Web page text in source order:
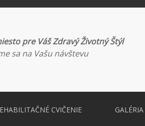
pre Váš Zdravý Životný Štýl
sa na Vašu návštevu
CVIČENIE GALÉRIA